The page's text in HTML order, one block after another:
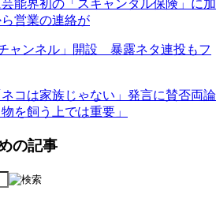
能界初の「スキャンダル保険」に加
営業の連絡が
ャンネル」開設 暴露ネタ連投もフ
コは家族じゃない」発言に賛否両論
を飼う上では重要」
の記事